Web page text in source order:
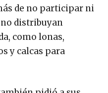
de no participar ni
distribuyan
como lonas,
y calcas para